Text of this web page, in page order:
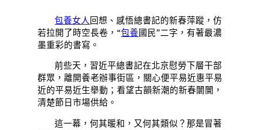
包養女人回想、感悟總書記的新春萍蹤，仿
若拉開了時空長卷，“包養國民”二字，有著最濃
墨重彩的書寫。
前些天，習近平總書記在北京慰勞下層干部
群眾，離開養老辦事街區，關心便平易近惠平易
近的平易近生舉動；看望古韻新潮的新春闤闠，
清楚節日市場供給。
這一幕，何其暖和，又何其類似？那是冒著